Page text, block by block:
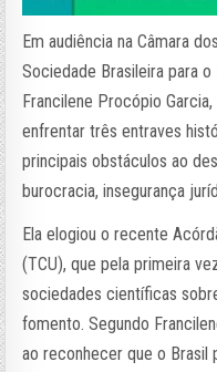
Em audiência na Câmara
Sociedade Brasileira para
Francilene Procópio
enfrentar três entraves
principais obstáculos ao
burocracia, insegurança
Ela elogiou o recente
(TCU), que pela primeira
sociedades científicas
fomento. Segundo
ao reconhecer que o Brasil